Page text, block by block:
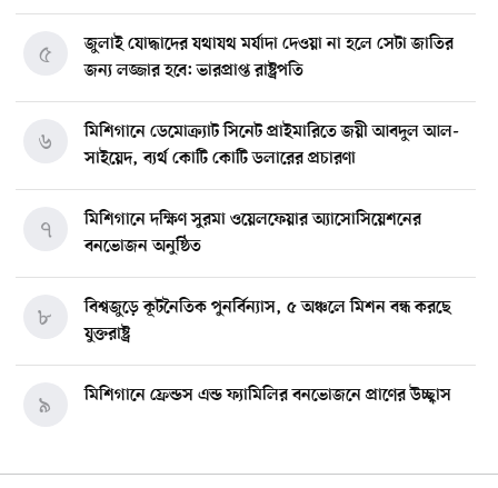
জুলাই যোদ্ধাদের যথাযথ মর্যাদা দেওয়া না হলে সেটা জাতির
জন্য লজ্জার হবে: ভারপ্রাপ্ত রাষ্ট্রপতি
৫
মিশিগানে ডেমোক্র্যাট সিনেট প্রাইমারিতে জয়ী আবদুল আল-
সাইয়েদ, ব্যর্থ কোটি কোটি ডলারের প্রচারণা
৬
মিশিগানে দক্ষিণ সুরমা ওয়েলফেয়ার অ্যাসোসিয়েশনের
বনভোজন অনুষ্ঠিত
৭
বিশ্বজুড়ে কূটনৈতিক পুনর্বিন্যাস, ৫ অঞ্চলে মিশন বন্ধ করছে
যুক্তরাষ্ট্র
৮
মিশিগানে ফ্রেন্ডস এন্ড ফ্যামিলির বনভোজনে প্রাণের উচ্ছ্বাস
৯
মিশিগানে ডেমোক্র্যাটদের প্রাইমারিতে আল-সাইয়েদকে হারাতে